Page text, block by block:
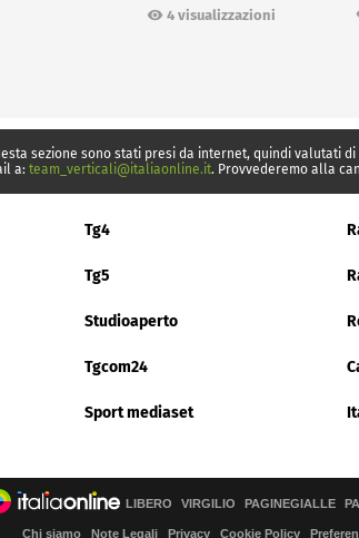
Ceuta4 visualizzazioni
sezione sono stati presi da internet, quindi valutati
a: team_verticali@italiaonline.it. Provvederemo alla
Tg4
Tg5
Studioaperto
Tgcom24
Sport mediaset
LIBERO VIRGILIO PAGINEGIALLE
Chi siamo Note Legali Privacy Cookie Policy